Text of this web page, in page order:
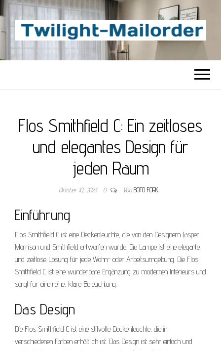
TWILIGHT-
MAILORDER
Beste Content-Sharing-Site
Flos Smithfield C: Ein zeitloses
und elegantes Design für
jeden Raum
Oktober 10, 2023 0 Von BOTO FORK
Einführung
Flos Smithfield C ist eine Deckenleuchte, die von den Designern Jasper
Morrison und Smithfield entworfen wurde. Die Lampe ist eine elegante
und zeitlose Lösung für jede Wohn- oder Arbeitsumgebung. Die Flos
Smithfield C ist eine wunderbare Ergänzung zu modernen Interieurs und
sorgt für eine reine, klare Beleuchtung.
Das Design
Die Flos Smithfield C ist eine stilvolle Deckenleuchte, die in
verschiedenen Farben erhältlich ist. Das Design ist sehr einfach und